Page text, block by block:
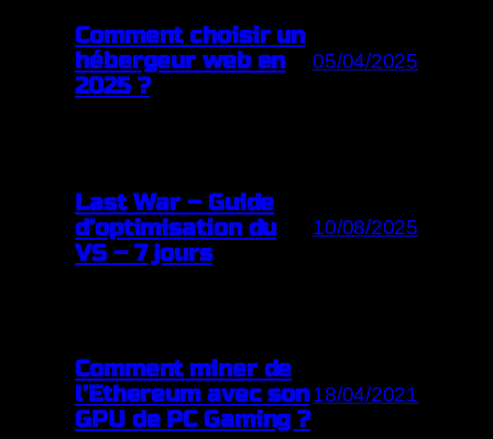
Comment choisir un
hébergeur web en
2025 ?
05/04/2025
Last War – Guide
d’optimisation du
VS – 7 jours
10/08/2025
Comment miner de
l’Ethereum avec son
GPU de PC Gaming ?
18/04/2021